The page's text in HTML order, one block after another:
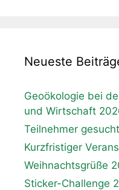
Neueste
Geoökologie bei
und Wirtschaft
Teilnehmer gesucht
Kurzfristiger
Weihnachtsgrüße
Sticker-Challenge